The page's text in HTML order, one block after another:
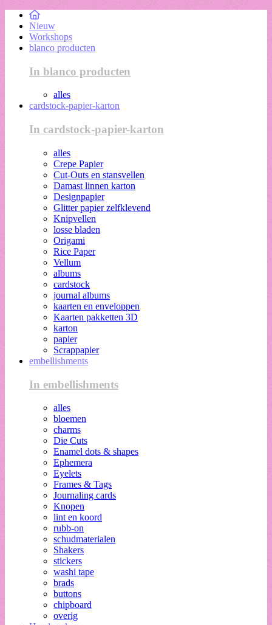
Nieuw
Workshops
blanco producten
In blanco producten
alles
cardstock-papier-karton
In cardstock-papier-karton
alles
Crepe Papier
Cut-Outs en stansvellen
Damast linnen karton
Designpapier
Glitter papier zelfklevend
Knipvellen
losse bladen
Origami
Rice Paper
Vellum
albums
cardstock
journal albums
kaarten en enveloppen
Kaarten pakketten 3D
karton
papier
Scrappapier
embellishments
In embellishments
alles
bloemen
charms
Die Cuts
Enamel dots & shapes
Ephemera
Eyelets
Frames & Tags
Journaling cards
Knopen
lint en koord
rubb-on
schudmaterialen
Shakers
stickers
washi tape
brads
buttons
chipboard
overig